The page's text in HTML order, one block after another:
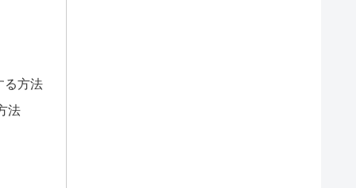
る方法
法